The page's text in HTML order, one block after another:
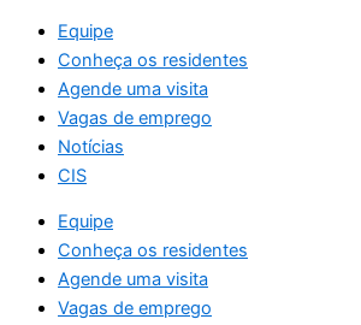
Equipe
Conheça os residentes
Agende uma visita
Vagas de emprego
Notícias
CIS
Equipe
Conheça os residentes
Agende uma visita
Vagas de emprego